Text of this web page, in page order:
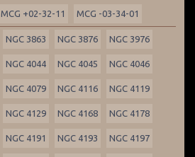
MCG +02-32-11 MCG -03-34-01
NGC 3863 NGC 3876 NGC 3976
NGC 4044 NGC 4045 NGC 4046
NGC 4079 NGC 4116 NGC 4119
NGC 4129 NGC 4168 NGC 4178
NGC 4191 NGC 4193 NGC 4197